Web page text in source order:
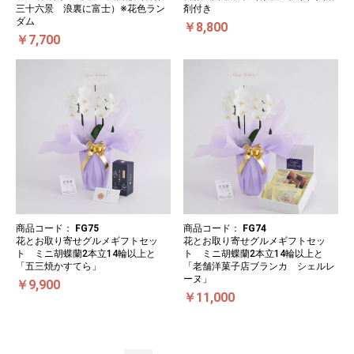
三十六景 浪裏に富士）※花色ラン
ダム
￥7,700
剤付き
￥8,800
商品コード：
FG75
花とお取り寄せグルメギフトセッ
ト ミニ胡蝶蘭2本立14輪以上と
「五三焼かすてら」
￥9,900
商品コード：
FG74
花とお取り寄せグルメギフトセッ
ト ミニ胡蝶蘭2本立14輪以上と
「老舗洋菓子店ブランカ シェルレ
ーヌ」
￥11,000